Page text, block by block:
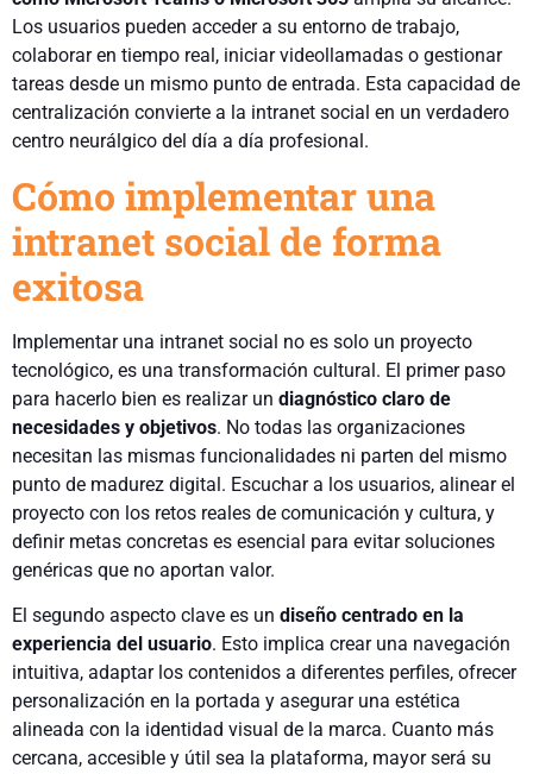
Los usuarios pueden acceder a su entorno de trabajo,
colaborar en tiempo real, iniciar videollamadas o gestionar
tareas desde un mismo punto de entrada. Esta capacidad de
centralización convierte a la intranet social en un verdadero
centro neurálgico del día a día profesional.
Cómo implementar una
intranet social de forma
exitosa
Implementar una intranet social no es solo un proyecto
tecnológico, es una transformación cultural. El primer paso
para hacerlo bien es realizar un diagnóstico claro de
necesidades y objetivos. No todas las organizaciones
necesitan las mismas funcionalidades ni parten del mismo
punto de madurez digital. Escuchar a los usuarios, alinear el
proyecto con los retos reales de comunicación y cultura, y
definir metas concretas es esencial para evitar soluciones
genéricas que no aportan valor.
El segundo aspecto clave es un diseño centrado en la
experiencia del usuario. Esto implica crear una navegación
intuitiva, adaptar los contenidos a diferentes perfiles, ofrecer
personalización en la portada y asegurar una estética
alineada con la identidad visual de la marca. Cuanto más
cercana, accesible y útil sea la plataforma, mayor será su